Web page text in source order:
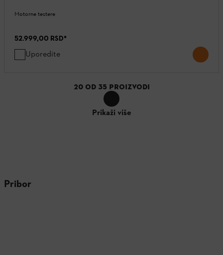
Motorne testere
52.999,00 RSD*
Uporedite
20 OD 35 PROIZVODI
Prikaži više
Pribor